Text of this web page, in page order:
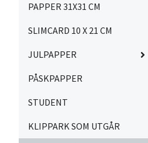
PAPPER 31X31 CM
SLIMCARD 10 X 21 CM
JULPAPPER
PÅSKPAPPER
STUDENT
KLIPPARK SOM UTGÅR